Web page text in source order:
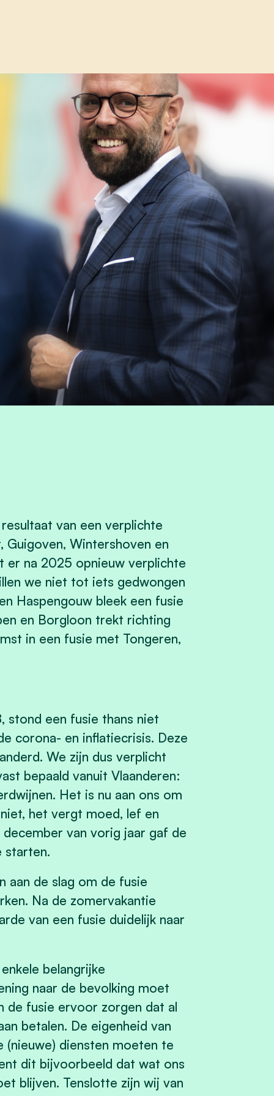
van een verplichte
Guigoven, Wintershoven en
er na 2025 opnieuw verplichte
we niet tot iets gedwongen
Haspengouw bleek een fusie
en Borgloon trekt richting
in een fusie met Tongeren,
stond een fusie thans niet
corona- en inflatiecrisis. Deze
We zijn dus verplicht
bepaald vanuit Vlaanderen:
Het is nu aan ons om
het vergt moed, lef en
van vorig jaar gaf de
starten.
aan de slag om de fusie
Na de zomervakantie
van een fusie duidelijk naar
belangrijke
naar de bevolking moet
de fusie ervoor zorgen dat al
betalen. De eigenheid van
(nieuwe) diensten moeten te
dit bijvoorbeeld dat wat ons
blijven. Tenslotte zijn wij van